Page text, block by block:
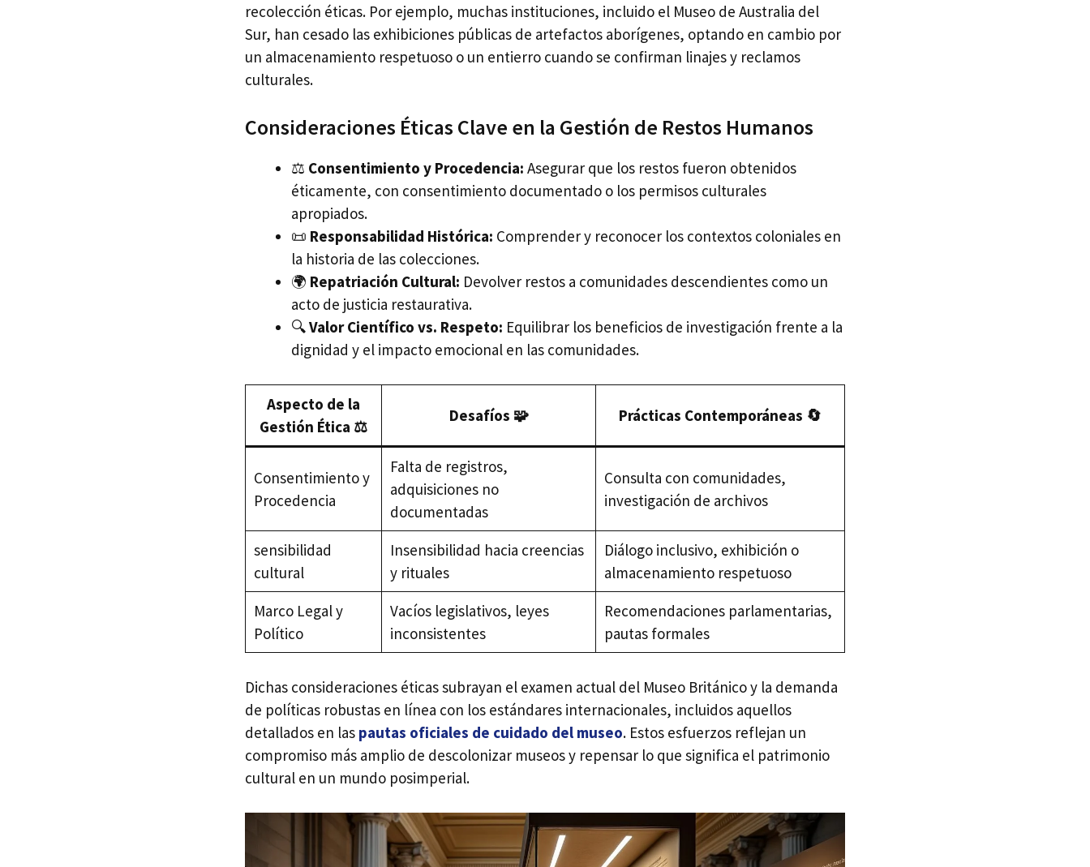
recolección éticas. Por ejemplo, muchas instituciones, incluido el Museo de Australia del
Sur, han cesado las exhibiciones públicas de artefactos aborígenes, optando en cambio por
un almacenamiento respetuoso o un entierro cuando se confirman linajes y reclamos
culturales.
Consideraciones Éticas Clave en la Gestión de Restos Humanos
⚖️ Consentimiento y Procedencia: Asegurar que los restos fueron obtenidos
éticamente, con consentimiento documentado o los permisos culturales
apropiados.
📜 Responsabilidad Histórica: Comprender y reconocer los contextos coloniales en
la historia de las colecciones.
🌍 Repatriación Cultural: Devolver restos a comunidades descendientes como un
acto de justicia restaurativa.
🔍Valor Científico vs. Respeto: Equilibrar los beneficios de investigación frente a la
dignidad y el impacto emocional en las comunidades.
Aspecto de la
Gestión Ética ⚖️
Desafíos 🧩 Prácticas Contemporáneas 🔄
Consentimiento y
Procedencia
Falta de registros,
adquisiciones no
documentadas
Consulta con comunidades,
investigación de archivos
sensibilidad
cultural
Insensibilidad hacia creencias
y rituales
Diálogo inclusivo, exhibición o
almacenamiento respetuoso
Marco Legal y
Político
Vacíos legislativos, leyes
inconsistentes
Recomendaciones parlamentarias,
pautas formales
Dichas consideraciones éticas subrayan el examen actual del Museo Británico y la demanda
de políticas robustas en línea con los estándares internacionales, incluidos aquellos
detallados en las pautas oficiales de cuidado del museo. Estos esfuerzos reflejan un
compromiso más amplio de descolonizar museos y repensar lo que significa el patrimonio
cultural en un mundo posimperial.